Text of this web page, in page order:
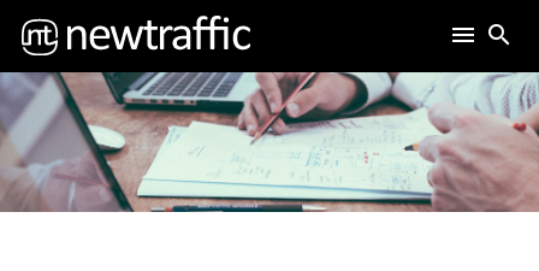
search
menu